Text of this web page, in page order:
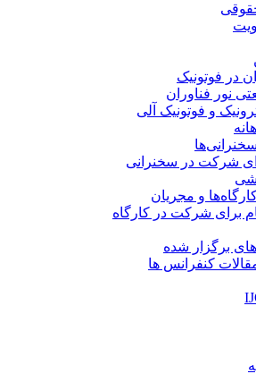
در فوتونیک
نور فناوران
و فوتونیک آلی
شرکت در سخنرانی
و مجریان
برای شرکت در کارگاه
برگزار شده
کنفرانس ها